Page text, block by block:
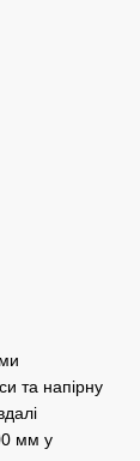
та напірну
мм у